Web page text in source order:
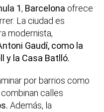
1, Barcelona ofrece
La ciudad es
modernista,
Gaudí, como la
y la Casa Batlló.
por barrios como
calles
Además, la